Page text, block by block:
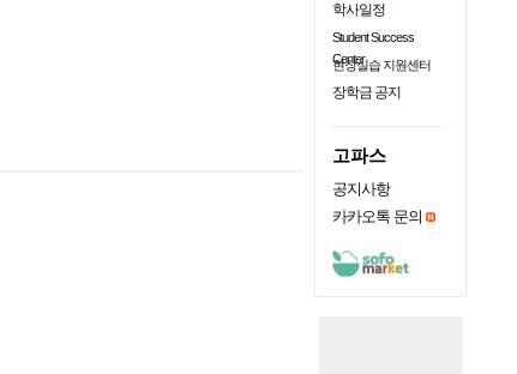
학사일정
Student Success
Center
현장실습 지원센터
장학금 공지
고파스
공지사항
카카오톡 문의